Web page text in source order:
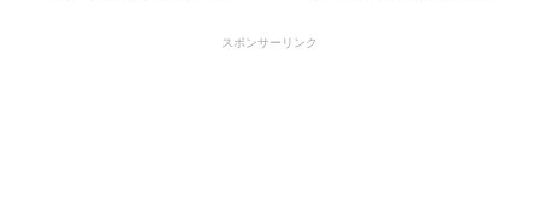
スポンサーリンク